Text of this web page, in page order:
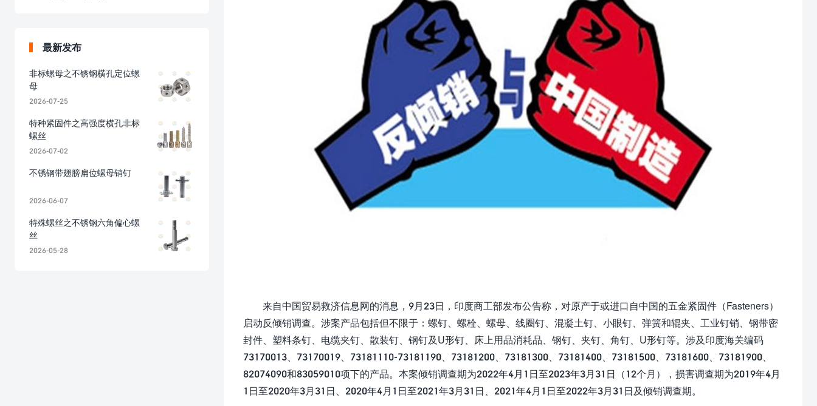
来自中国贸易救济信息网的消息，9月23日，印度商工部发布公告称，对原产于或进口自中国的五金紧固件（Fasteners）
启动反倾销调查。涉案产品包括但不限于：螺钉、螺栓、螺母、线圈钉、混凝土钉、小眼钉、弹簧和辊夹、工业钉销、钢带密
封件、塑料条钉、电缆夹钉、散装钉、钢钉及U形钉、床上用品消耗品、钢钉、夹钉、角钉、U形钉等。涉及印度海关编码
73170013、73170019、73181110-73181190、73181200、73181300、73181400、73181500、73181600、73181900、
82074090和83059010项下的产品。本案倾销调查期为2022年4月1日至2023年3月31日（12个月），损害调查期为2019年4月
1日至2020年3月31日、2020年4月1日至2021年3月31日、2021年4月1日至2022年3月31日及倾销调查期。
最新发布
非标螺母之不锈钢横孔定位螺
母
2026-07-25
特种紧固件之高强度横孔非标
螺丝
2026-07-02
不锈钢带翅膀扁位螺母销钉
2026-06-07
特殊螺丝之不锈钢六角偏心螺
丝
2026-05-28